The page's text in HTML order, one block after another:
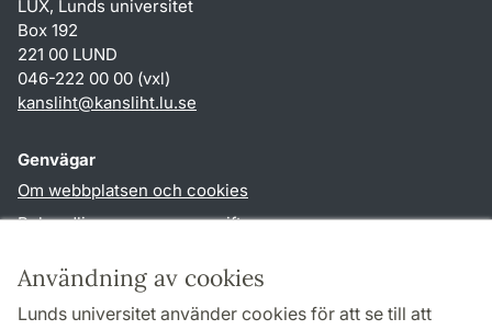
Användning av cookies
Lunds universitet använder cookies för att se till att
LUX, Lunds universitet
Box 192
221 00 LUND
046-222 00 00 (vxl)
kansliht@kansliht.lu.se
Genvägar
Om webbplatsen och cookies
Behandling av personuppgifter
TYPO3-login